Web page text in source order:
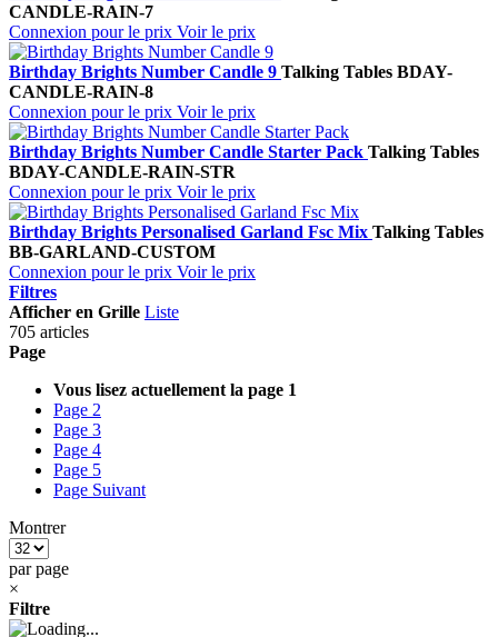
CANDLE-RAIN-7
Connexion pour le prix Voir le prix
Birthday Brights Number Candle 9 Talking Tables BDAY-
CANDLE-RAIN-8
Connexion pour le prix Voir le prix
Birthday Brights Number Candle Starter Pack Talking Tables
BDAY-CANDLE-RAIN-STR
Connexion pour le prix Voir le prix
Birthday Brights Personalised Garland Fsc Mix Talking Tables
BB-GARLAND-CUSTOM
Connexion pour le prix Voir le prix
Filtres
Afficher en Grille Liste
705 articles
Page
Vous lisez actuellement la page 1
Page 2
Page 3
Page 4
Page 5
Page Suivant
Montrer
par page
×
Filtre